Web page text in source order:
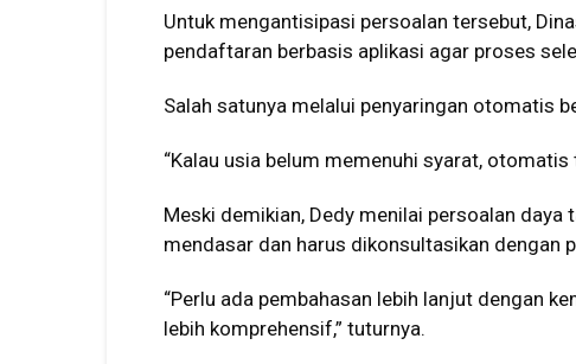
Untuk mengantisipasi persoalan tersebut,
pendaftaran berbasis aplikasi agar proses
Salah satunya melalui penyaringan otomatis
“Kalau usia belum memenuhi syarat,
Meski demikian, Dedy menilai persoalan
mendasar dan harus dikonsultasikan dengan
“Perlu ada pembahasan lebih lanjut dengan
lebih komprehensif,” tuturnya.